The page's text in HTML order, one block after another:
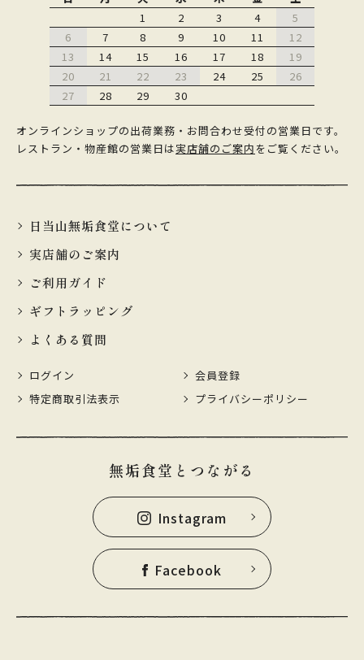
1
2 3 4
5
6
7 8 9 10 11
12
13
14 15 16 17 18
19
20
21 22 23 24 25
26
27
28 29 30
オンラインショップの出荷業務・お問合わせ受付の営業日です。
レストラン・物産館の営業日は実店舗のご案内 をご覧ください。
日当山無垢食堂について
実店舗のご案内
ご利用ガイド
ギフトラッピング
よくある質問
ログイン
会員登録
特定商取引法表示
プライバシーポリシー
無垢食堂とつながる
Instagram
Facebook